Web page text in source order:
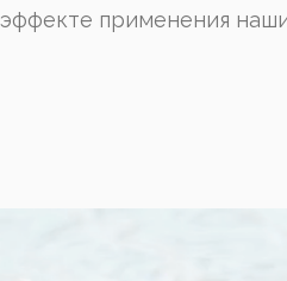
применения